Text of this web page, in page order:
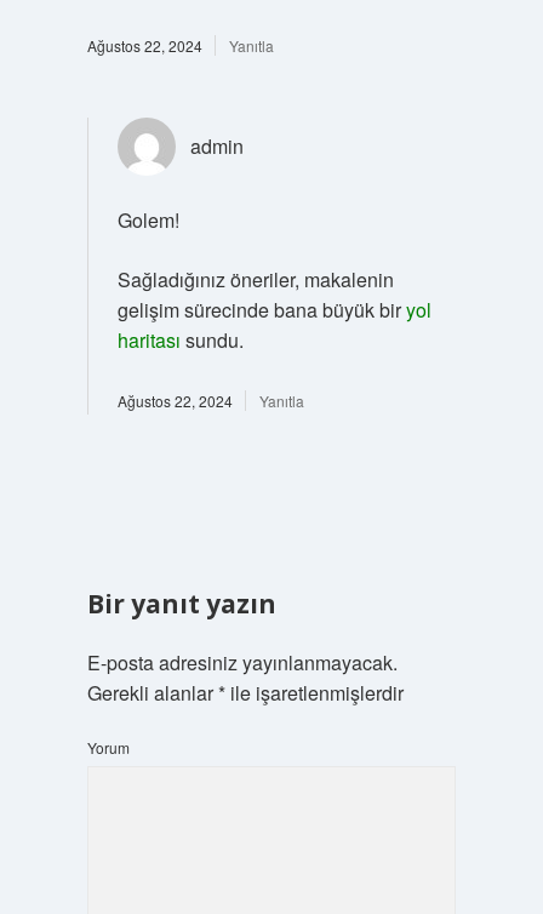
Ağustos 22, 2024 Yanıtla
admin
Golem!
Sağladığınız öneriler, makalenin
gelişim sürecinde bana büyük biryol
haritası sundu.
Ağustos 22, 2024 Yanıtla
Bir yanıt yazın
E-posta adresiniz yayınlanmayacak.
Gerekli alanlar*ile işaretlenmişlerdir
Yorum